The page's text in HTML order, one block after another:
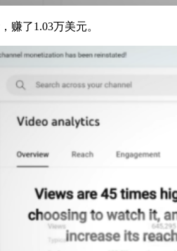
赚了1.03万美元。